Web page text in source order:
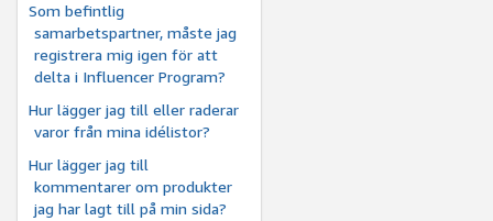
Som befintlig
samarbetspartner, måste jag
registrera mig igen för att
delta i Influencer Program?
Hur lägger jag till eller raderar
varor från mina idélistor?
Hur lägger jag till
kommentarer om produkter
jag har lagt till på min sida?